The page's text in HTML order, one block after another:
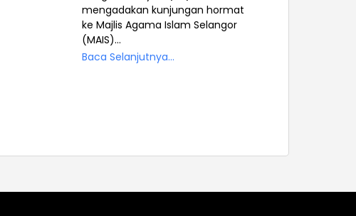
mengadakan kunjungan hormat
ke Majlis Agama Islam Selangor
(MAIS)...
Baca Selanjutnya...